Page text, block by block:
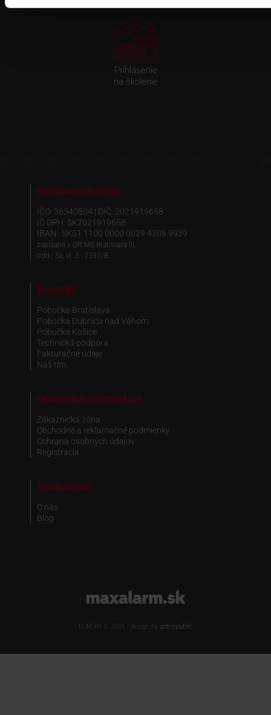
Prihlásenie
na školenie
Fakturačné údaje
IČO: 36340804 | DIČ: 2021919658
IČ DPH: SK2021919658
IBAN : SK51 1100 0000 0029 4205 9929
zapísané v OR MS Bratislava III,
odd.: Sa, vl. č.: 7597/B
Kontakt
Pobočka Bratislava
Pobočka Dubnica nad Váhom
Pobočka Košice
Technická podpora
Fakturačné údaje
Náš tím
Obchodné informácie
Zákaznická zóna
Obchodné a reklamačné podmienky
Ochrana osobných údajov
Registrácia
Spoločnosť
O nás
Blog
www.maxalarm.sk
EUROIN © 2026 | design by antrepublic